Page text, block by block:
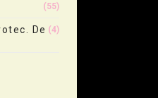
(55)
De (4)